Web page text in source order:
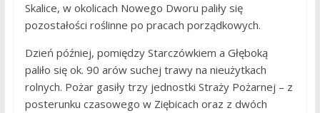
Skalice, w okolicach Nowego Dworu paliły się
pozostałości roślinne po pracach porządkowych.
Dzień później, pomiędzy Starczówkiem a Głęboką
paliło się ok. 90 arów suchej trawy na nieużytkach
rolnych. Pożar gasiły trzy jednostki Straży Pożarnej – z
posterunku czasowego w Ziębicach oraz z dwóch